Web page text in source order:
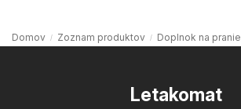
Domov Zoznam produktov Doplnok na pranie
Letakomat